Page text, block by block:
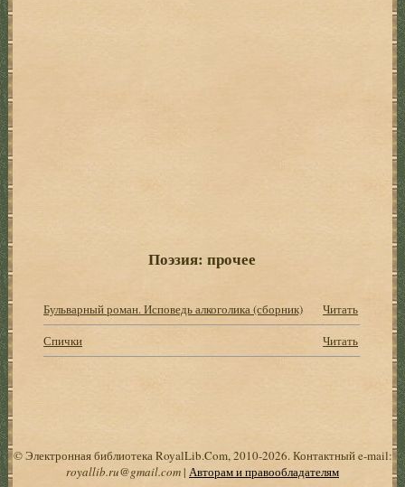
Поэзия: прочее
Бульварный роман. Исповедь алкоголика (сборник)
Читать
Спички
Читать
© Электронная библиотека RoyalLib.Com, 2010-2026. Контактный e-mail:
royallib.ru@gmail.com| Авторам и правообладателям